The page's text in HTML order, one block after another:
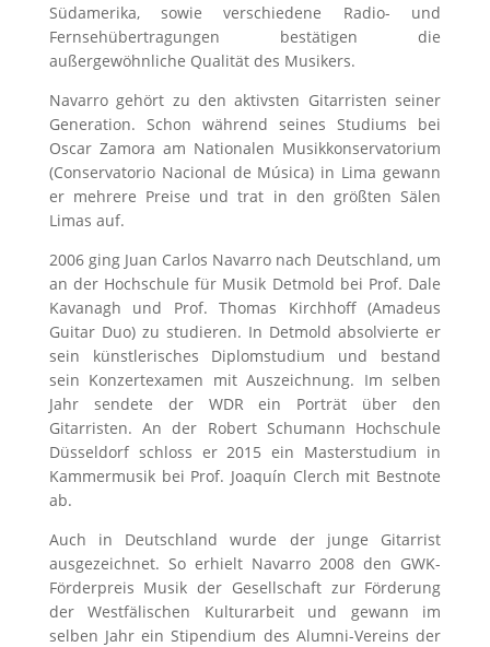
Südamerika, sowie verschiedene Radio- und
Fernsehübertragungen bestätigen die
außergewöhnliche Qualität des Musikers.
Navarro gehört zu den aktivsten Gitarristen seiner
Generation. Schon während seines Studiums bei
Oscar Zamora am Nationalen Musikkonservatorium
(Conservatorio Nacional de Música) in Lima gewann
er mehrere Preise und trat in den größten Sälen
Limas auf.
2006 ging Juan Carlos Navarro nach Deutschland, um
an der Hochschule für Musik Detmold bei Prof. Dale
Kavanagh und Prof. Thomas Kirchhoff (Amadeus
Guitar Duo) zu studieren. In Detmold absolvierte er
sein künstlerisches Diplomstudium und bestand
sein Konzertexamen mit Auszeichnung. Im selben
Jahr sendete der WDR ein Porträt über den
Gitarristen. An der Robert Schumann Hochschule
Düsseldorf schloss er 2015 ein Masterstudium in
Kammermusik bei Prof. Joaquín Clerch mit Bestnote
ab.
Auch in Deutschland wurde der junge Gitarrist
ausgezeichnet. So erhielt Navarro 2008 den GWK-
Förderpreis Musik der Gesellschaft zur Förderung
der Westfälischen Kulturarbeit und gewann im
selben Jahr ein Stipendium des Alumni-Vereins der